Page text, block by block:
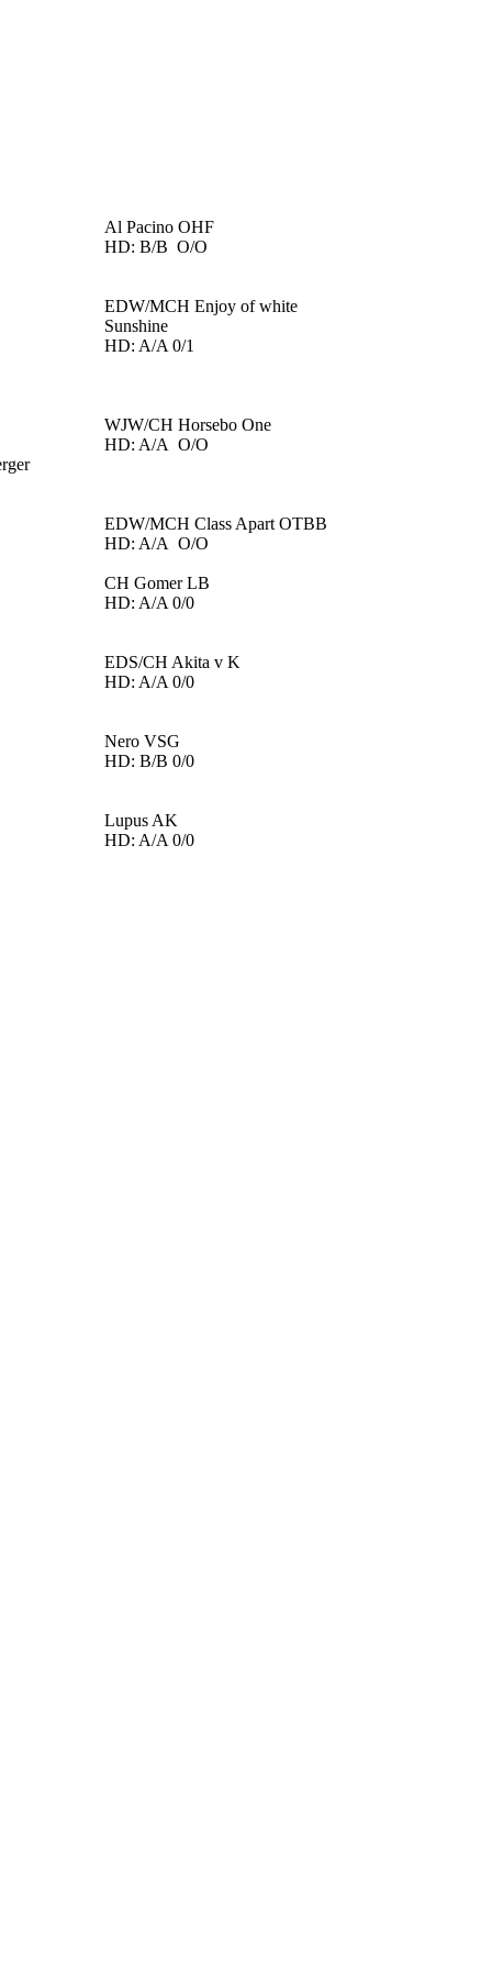
Al Pacino OHF
HD: B/B O/O
EDW/MCH Enjoy of white
Sunshine
HD: A/A 0/1
WJW/CH Horsebo One
HD: A/A O/O
EDW/MCH Class Apart OTBB
HD: A/A O/O
CH Gomer LB
HD: A/A 0/0
EDS/CH Akita v K
HD: A/A 0/0
Nero VSG
HD: B/B 0/0
Lupus AK
HD: A/A 0/0